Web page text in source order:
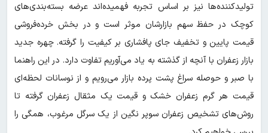
تولیدکننده‌ها نیز بر اساس تجربه فهمیده‌اند عرضه بسته‌بندی‌های
کوچک در حفظ سهم بازارشان موثر است و در بخش خرده‌فروشی
قیمت پایین و تخفیف جای پافشاری بر کیفیت را گرفته. چهره جدید
بازار زعفران با آنچه از گذشته به یاد می‌آوریم تفاوت دارد. در این راهنما
با صبر و حوصله سراغ پشت پرده بازار می‌رویم و از نوسانات لحظه‌ای
قیمت هر گرم زعفران خشک و قیمت یک مثقال زعفران گرفته تا
روش‌های تشخیص زعفران سوپر نگین از یک سرگل مرغوب، همگی را